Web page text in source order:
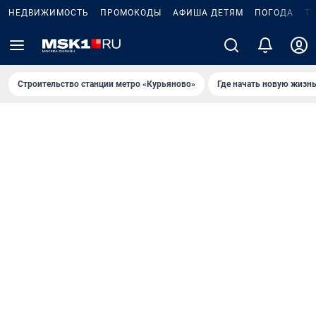
НЕДВИЖИМОСТЬ ПРОМОКОДЫ АФИША ДЕТЯМ ПОГОДА
Строительство станции метро «Курьяново» Где начать новую